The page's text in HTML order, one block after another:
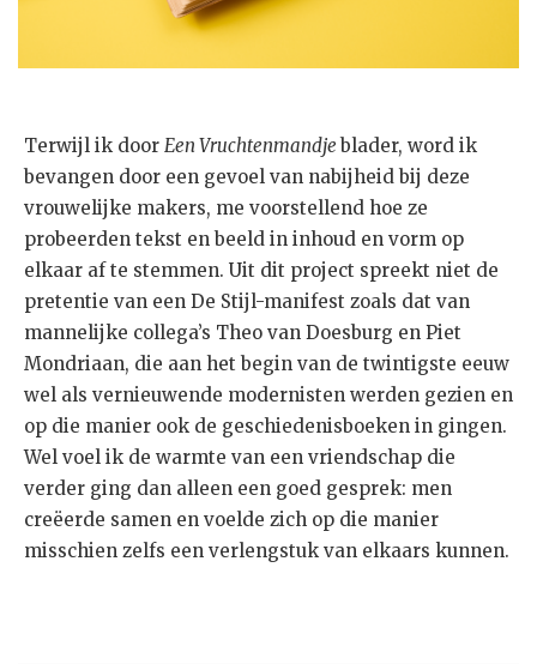
Terwijl ik door Een Vruchtenmandjeblader, word ik
bevangen door een gevoel van nabijheid bij deze
vrouwelijke makers, me voorstellend hoe ze
probeerden tekst en beeld in inhoud en vorm op
elkaar af te stemmen. Uit dit project spreekt niet de
pretentie van een De Stijl-manifest zoals dat van
mannelijke collega’s Theo van Doesburg en Piet
Mondriaan, die aan het begin van de twintigste eeuw
wel als vernieuwende modernisten werden gezien en
op die manier ook de geschiedenisboeken in gingen.
Wel voel ik de warmte van een vriendschap die
verder ging dan alleen een goed gesprek: men
creëerde samen en voelde zich op die manier
misschien zelfs een verlengstuk van elkaars kunnen.